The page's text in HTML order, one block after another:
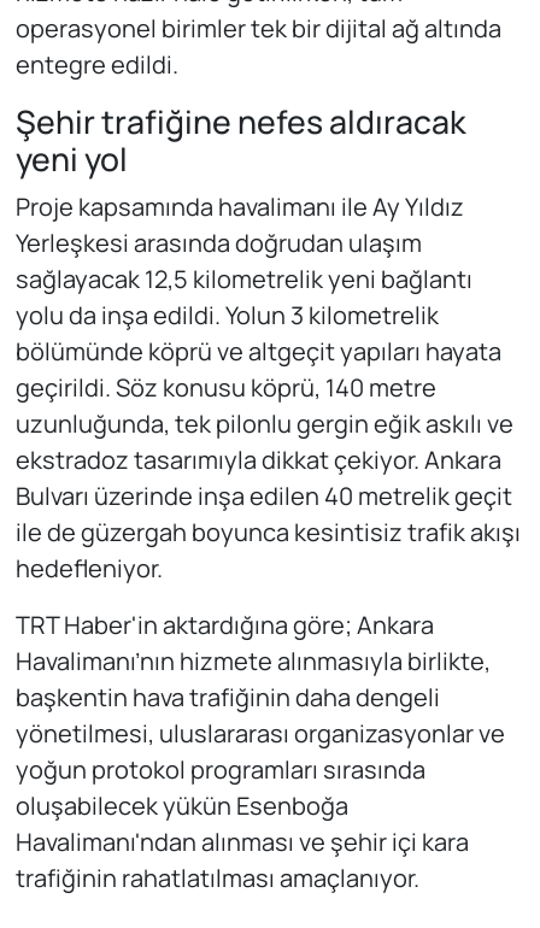
operasyonel birimler tek bir dijital ağ altında
entegre edildi.
Şehir trafiğine nefes aldıracak
yeni yol
Proje kapsamında havalimanı ile Ay Yıldız
Yerleşkesi arasında doğrudan ulaşım
sağlayacak 12,5 kilometrelik yeni bağlantı
yolu da inşa edildi. Yolun 3 kilometrelik
bölümünde köprü ve altgeçit yapıları hayata
geçirildi. Söz konusu köprü, 140 metre
uzunluğunda, tek pilonlu gergin eğik askılı ve
ekstradoz tasarımıyla dikkat çekiyor. Ankara
Bulvarı üzerinde inşa edilen 40 metrelik geçit
ile de güzergah boyunca kesintisiz trafik akışı
hedefleniyor.
TRT Haber'in aktardığına göre; Ankara
Havalimanı’nın hizmete alınmasıyla birlikte,
başkentin hava trafiğinin daha dengeli
yönetilmesi, uluslararası organizasyonlar ve
yoğun protokol programları sırasında
oluşabilecek yükün Esenboğa
Havalimanı'ndan alınması ve şehir içi kara
trafiğinin rahatlatılması amaçlanıyor.